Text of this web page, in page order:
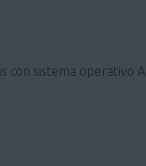
sistema operativo